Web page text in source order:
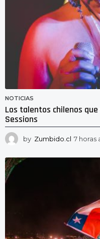
NOTICIAS
Los talentos chilenos
Sessions
by Zumbido.cl 7 horas